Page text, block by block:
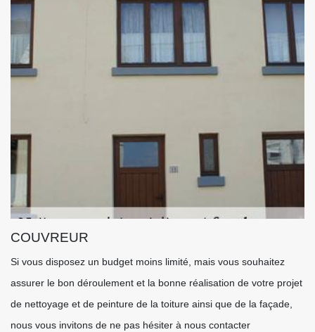
COUVREUR
Si vous disposez un budget moins limité, mais vous souhaitez
assurer le bon déroulement et la bonne réalisation de votre projet
de nettoyage et de peinture de la toiture ainsi que de la façade,
nous vous invitons de ne pas hésiter à nous contacter